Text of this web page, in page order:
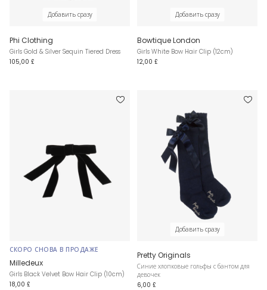
Добавить сразу
Phi Clothing
Girls Gold & Silver Sequin Tiered Dress
105,00 £
Добавить сразу
Bowtique London
Girls White Bow Hair Clip (12cm)
12,00 £
СКОРО СНОВА В ПРОДАЖЕ
Milledeuх
Girls Black Velvet Bow Hair Clip (10cm)
18,00 £
Добавить сразу
Pretty Originals
Синие хлопковые гольфы с бантом для
девочек
6,00 £